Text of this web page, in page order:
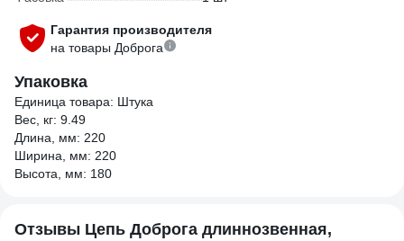
Гарантия производителя
на товары Доброга
Упаковка
Единица товара: Штука
Вес, кг: 9.49
Длина, мм: 220
Ширина, мм: 220
Высота, мм: 180
Отзывы Цепь Доброга длиннозвенная,